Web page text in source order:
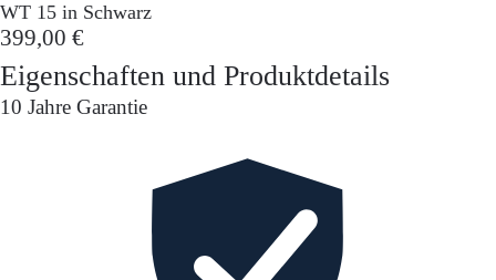
WT 15 in Schwarz
399,00 €
Eigenschaften und Produktdetails
10 Jahre Garantie